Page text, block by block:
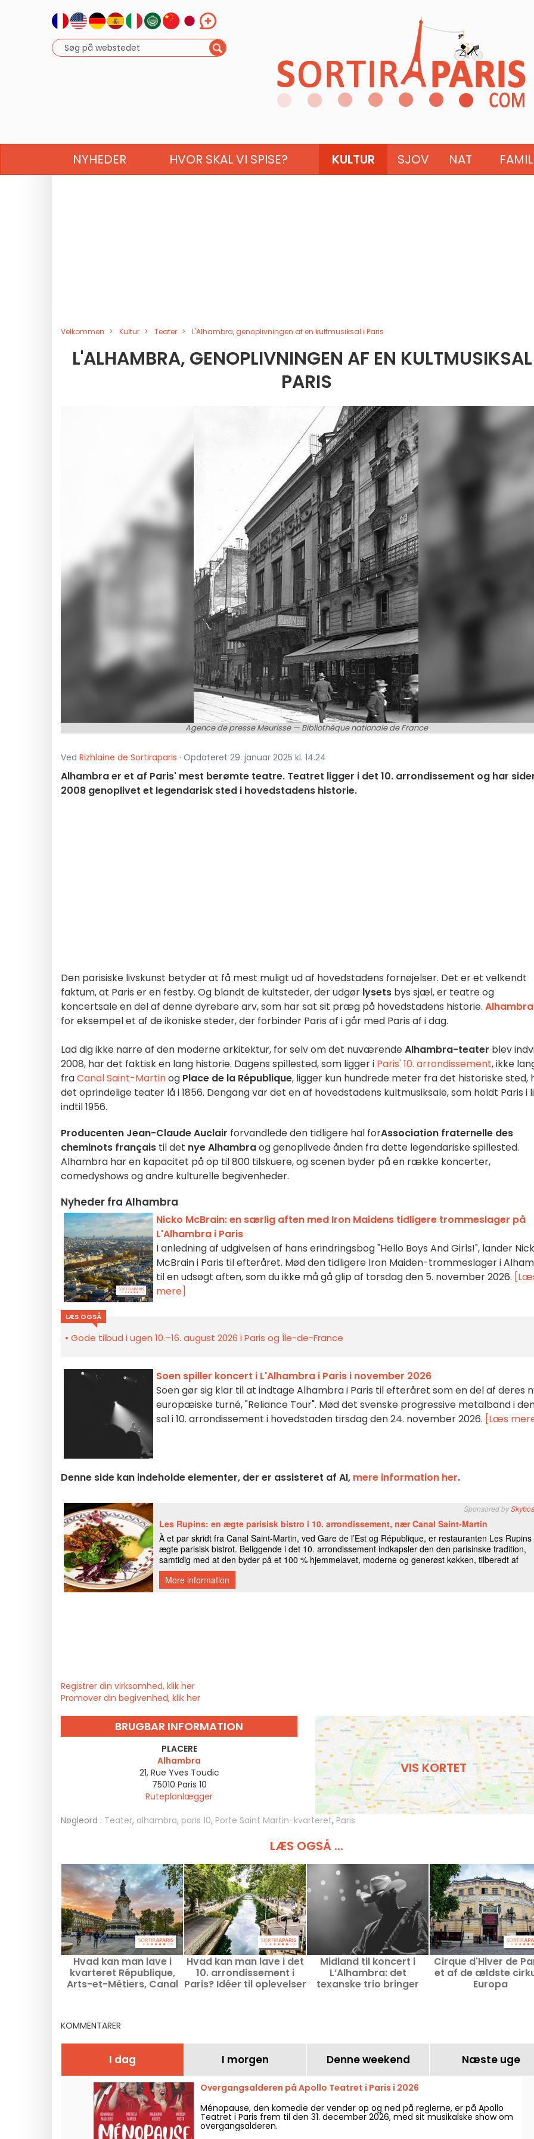
NYHEDER HVOR SKAL VI SPISE? KULTUR SJOV NAT
Velkommen Kultur Teater L'Alhambra, genoplivningen af en kultmusiksal i Paris
L'ALHAMBRA, GENOPLIVNINGEN AF EN
PARIS
Agence de presse Meurisse — Bibliothèque nationale de France
Ved Rizhlaine de Sortiraparis · Opdateret 29. januar 2025 kl. 14.24
Alhambra er et af Paris' mest berømte teatre. Teatret ligger i det 10. arrondissement og har
2008 genoplivet et legendarisk sted i hovedstadens historie.
Den parisiske livskunst betyder at få mest muligt ud af hovedstadens fornøjelser. Det er et velkendt
faktum, at Paris er en festby. Og blandt de kultsteder, der udgør lysets bys sjæl, er teatre og
koncertsale en del af denne dyrebare arv, som har sat sit præg på hovedstadens historie. Alhambra
for eksempel et af de ikoniske steder, der forbinder Paris af i går med Paris af i dag.
Lad dig ikke narre af den moderne arkitektur, for selv om det nuværendeAlhambra-teater blev
2008, har det faktisk en lang historie. Dagens spillested, som ligger i Paris' 10. arrondissement, ikke
fraCanal Saint-Martinog Place de la République, ligger kun hundrede meter fra det historiske sted,
det oprindelige teater lå i 1856. Dengang var det en af hovedstadens kultmusiksale, som holdt Paris i
indtil 1956.
Producenten Jean-Claude Auclair forvandlede den tidligere hal forAssociation fraternelle des
cheminots français til det nye Alhambraog genoplivede ånden fra dette legendariske spillested.
Alhambra har en kapacitet på op til 800 tilskuere, og scenen byder på en række koncerter,
comedyshows og andre kulturelle begivenheder.
Nyheder fra Alhambra
Nicko McBrain: en særlig aften med Iron Maidens tidligere trommeslager på
L'Alhambra i Paris
I anledning af udgivelsen af hans erindringsbog "Hello Boys And Girls!", lander
McBrain i Paris til efteråret. Mød den tidligere Iron Maiden-trommeslager i
til en udsøgt aften, som du ikke må gå glip af torsdag den 5. november 2026.
mere]
LÆS OGSÅ
Gode tilbud i ugen 10.–16. august 2026 i Paris og Île-de-France
Soen spiller koncert i L'Alhambra i Paris i november 2026
Soen gør sig klar til at indtage Alhambra i Paris til efteråret som en del af deres
europæiske turné, "Reliance Tour". Mød det svenske progressive metalband i
sal i 10. arrondissement i hovedstaden tirsdag den 24. november 2026. [Læs
Denne side kan indeholde elementer, der er assisteret af AI, mere information her.
Registrer din virksomhed, klik her
Promover din begivenhed, klik her
BRUGBAR INFORMATION
PLACERE
Alhambra
21, Rue Yves Toudic
75010 Paris 10
Ruteplanlægger
VIS KORTET
Nøgleord : Teater, alhambra, paris 10, Porte Saint Martin-kvarteret, Paris
LÆS OGSÅ ...
Hvad kan man lave i
kvarteret République,
Arts-et-Métiers, Canal
Hvad kan man lave i det
10. arrondissement i
Paris? Idéer til oplevelser
Midland til koncert i
L’Alhambra: det
texanske trio bringer
Cirque d'Hiver de
et af de ældste
Europa
KOMMENTARER
I dag I morgen Denne weekend Næste uge
Overgangsalderen på Apollo Teatret i Paris i 2026
Ménopause, den komedie der vender op og ned på reglerne, er på Apollo
Teatret i Paris frem til den 31. december 2026, med sit musikalske show om
overgangsalderen.